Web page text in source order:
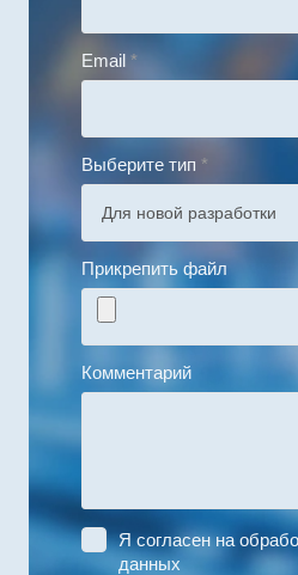
Email *
Выберите тип *
Прикрепить файл
Комментарий
Я согласен на
данных